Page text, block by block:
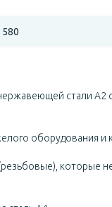
стали А2
оборудования и
которые